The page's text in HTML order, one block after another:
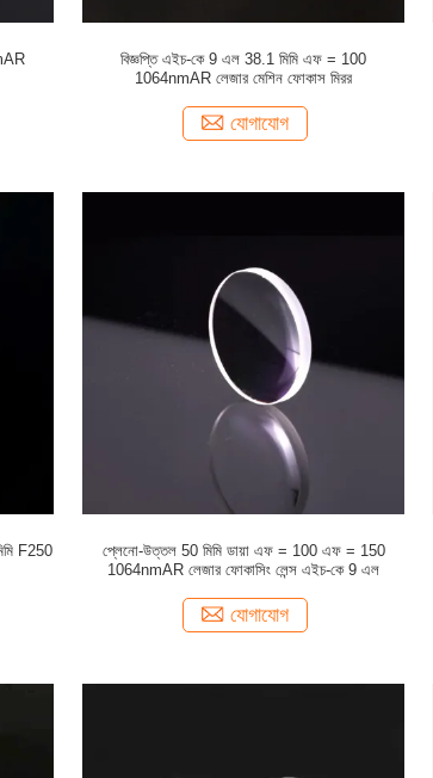
বিজ্ঞপ্তি এইচ-কে 9 এল 38.1 মিমি এফ = 100
1064nmAR লেজার মেশিন ফোকাস মিরর
যোগাযোগ
F250
প্লেনো-উত্তল 50 মিমি ডায়া এফ = 100 এফ = 150
1064nmAR লেজার ফোকাসিং লেন্স এইচ-কে 9 এল
যোগাযোগ